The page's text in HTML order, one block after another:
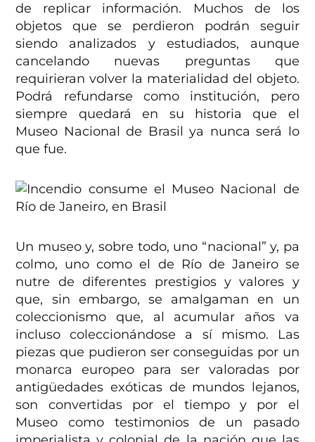
de replicar información. Muchos de los
objetos que se perdieron podrán seguir
siendo analizados y estudiados, aunque
cancelando nuevas preguntas que
requirieran volver la materialidad del objeto.
Podrá refundarse como institución, pero
siempre quedará en su historia que el
Museo Nacional de Brasil ya nunca será lo
que fue.
Un museo y, sobre todo, uno “nacional” y, pa
colmo, uno como el de Río de Janeiro se
nutre de diferentes prestigios y valores y
que, sin embargo, se amalgaman en un
coleccionismo que, al acumular años va
incluso coleccionándose a sí mismo. Las
piezas que pudieron ser conseguidas por un
monarca europeo para ser valoradas por
antigüedades exóticas de mundos lejanos,
son convertidas por el tiempo y por el
Museo como testimonios de un pasado